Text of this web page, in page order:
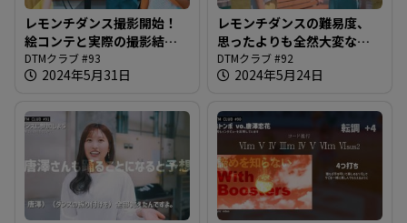
レモンチダンス撮影開始！
絵コンテと実際の撮影結果
を見比べながら＠DTMクラ
ブ #93
DTMクラブ #93
2024年5月31日
レモンチダンスの難易度、
思ったよりも全然大変なの
ですが唐澤さん大丈夫？＠
DTMクラブ #92
DTMクラブ #92
2024年5月24日